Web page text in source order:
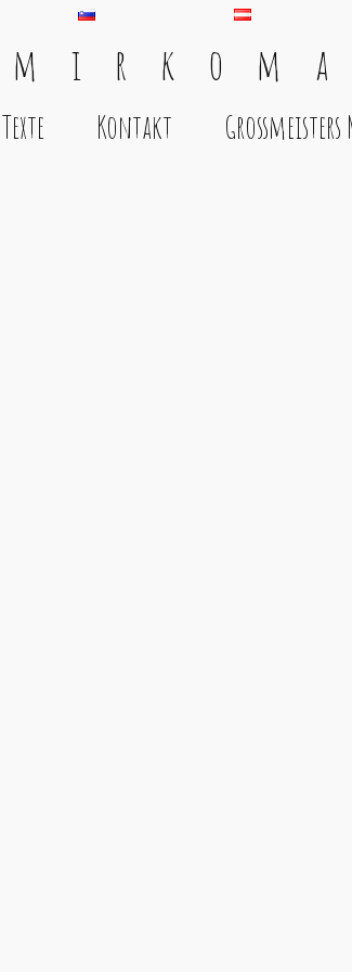
m i r k o m
Texte Kontakt